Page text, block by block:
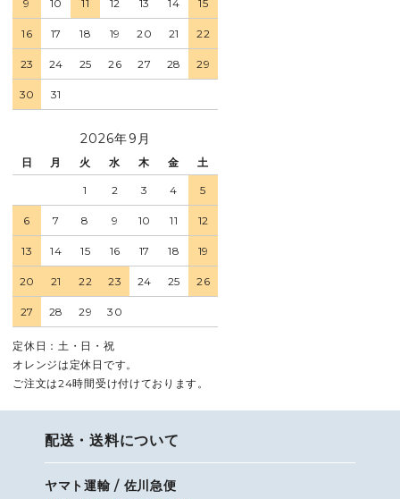
9 10 11 12 13 14 15
16 17 18 19 20 21 22
23 24 25 26 27 28 29
30 31
2026年9月
日 月 火 水 木 金 土
1 2 3 4 5
6 7 8 9 10 11 12
13 14 15 16 17 18 19
20 21 22 23 24 25 26
27 28 29 30
定休日：土・日・祝
オレンジは定休日です。
ご注文は24時間受け付けております。
配送・送料について
ヤマト運輸 / 佐川急便